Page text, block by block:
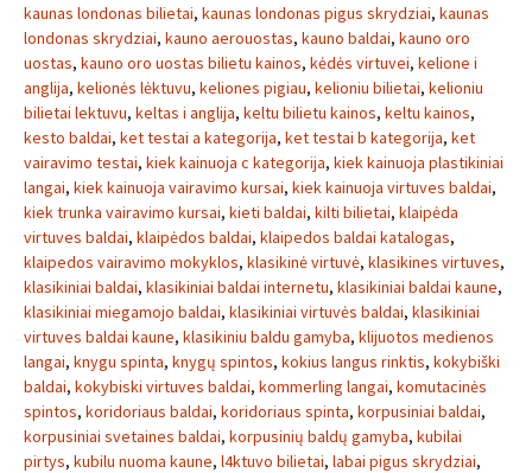
kaunas londonas bilietai, kaunas londonas pigus skrydziai, kaunas
londonas skrydziai, kauno aerouostas, kauno baldai, kauno oro
uostas, kauno oro uostas bilietu kainos, kėdės virtuvei, kelione i
anglija, kelionės lėktuvu, keliones pigiau, kelioniu bilietai, kelioniu
bilietai lektuvu, keltas i anglija, keltu bilietu kainos, keltu kainos,
kesto baldai, ket testai a kategorija, ket testai b kategorija, ket
vairavimo testai, kiek kainuoja c kategorija, kiek kainuoja plastikiniai
langai, kiek kainuoja vairavimo kursai, kiek kainuoja virtuves baldai,
kiek trunka vairavimo kursai, kieti baldai, kilti bilietai, klaipėda
virtuves baldai, klaipėdos baldai, klaipedos baldai katalogas,
klaipedos vairavimo mokyklos, klasikinė virtuvė, klasikines virtuves,
klasikiniai baldai, klasikiniai baldai internetu, klasikiniai baldai kaune,
klasikiniai miegamojo baldai, klasikiniai virtuvės baldai, klasikiniai
virtuves baldai kaune, klasikiniu baldu gamyba, klijuotos medienos
langai, knygu spinta, knygų spintos, kokius langus rinktis, kokybiški
baldai, kokybiski virtuves baldai, kommerling langai, komutacinės
spintos, koridoriaus baldai, koridoriaus spinta, korpusiniai baldai,
korpusiniai svetaines baldai, korpusinių baldų gamyba, kubilai
pirtys, kubilu nuoma kaune, l4ktuvo bilietai, labai pigus skrydziai,